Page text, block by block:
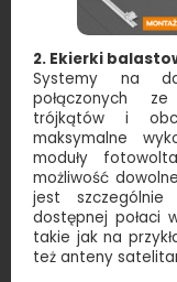
2. Ekierki
Systemy na
połączonych
trójkątów i
maksymalne
moduły
możliwość
jest
dostępnej połaci
takie jak na
też anteny